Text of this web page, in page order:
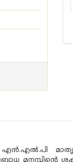
എന്‍.എല്‍.പി